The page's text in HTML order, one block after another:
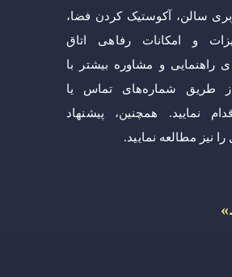
سالن، آکوستیک کردن فضا،
و امکانات رفاهی اتاق
راهنمایی و مشاوره بیشتر با
از طریق شماره‌های تماس یا
نمایید. همچنین، پیشنهاد
نیز مطالعه نمایید.